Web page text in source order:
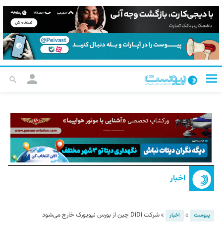
اخبار
پیوست » اخبار »شرکت DiDi چین از بورس نیویورک خارج می‌شود